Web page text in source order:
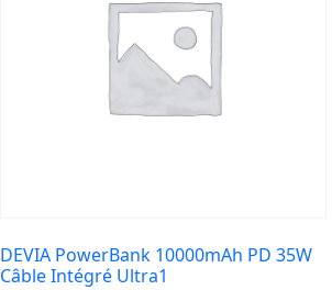
DEVIA PowerBank 10000mAh PD 35W
Câble Intégré Ultra1